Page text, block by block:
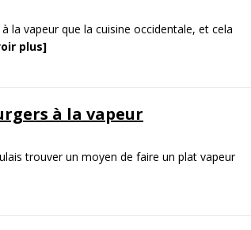
la vapeur que la cuisine occidentale, et cela
plus]
à la vapeur
trouver un moyen de faire un plat vapeur